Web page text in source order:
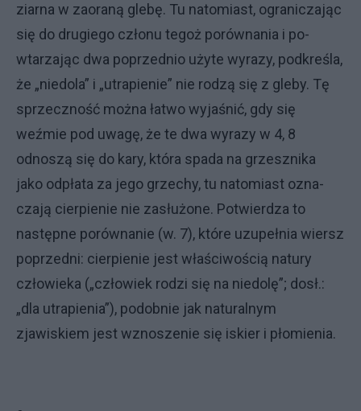
ziarna w zaoraną glebę. Tu natomiast, ograniczając
się do dru­giego członu tegoż porównania i po­
wtarzając dwa poprzednio użyte wy­razy, podkreśla,
że „niedola” i „utra­pienie” nie rodzą się z gleby. Tę
sprzeczność można łatwo wyjaśnić, gdy się
weźmie pod uwagę, że te dwa wyrazy w 4, 8
odnoszą się do kary, która spada na grzesznika
jako odpła­ta za jego grzechy, tu natomiast ozna­
czają cierpienie nie zasłużone. Po­twierdza to
następne porównanie (w. 7), które uzupełnia wiersz
poprzedni: cierpienie jest właściwością natury
człowieka („człowiek rodzi się na nie­dolę”; dosł.:
„dla utrapienia”), po­dobnie jak naturalnym
zjawiskiem jest wznoszenie się iskier i płomienia.